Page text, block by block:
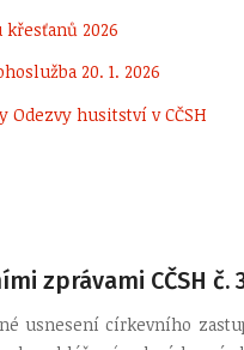
2026
20. 1. 2026
husitství v CČSH
zprávami CČSH č.
usnesení církevního